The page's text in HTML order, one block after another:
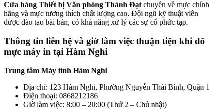
Cửa hàng Thiết bị Văn phòng Thành Đạt chuyên về mực chính
hãng và mực tương thích chất lượng cao. Đội ngũ kỹ thuật viên
được đào tạo bài bản, có khả năng xử lý các sự cố phức tạp.
Thông tin liên hệ và giờ làm việc thuận tiện khi đổ
mực máy in tại Hàm Nghi
Trung tâm Máy tính Hàm Nghi
Địa chỉ: 123 Hàm Nghi, Phường Nguyễn Thái Bình, Quận 1
Điện thoại: 0868212186
Giờ làm việc: 8:00 – 20:00 (Thứ 2 – Chủ nhật)